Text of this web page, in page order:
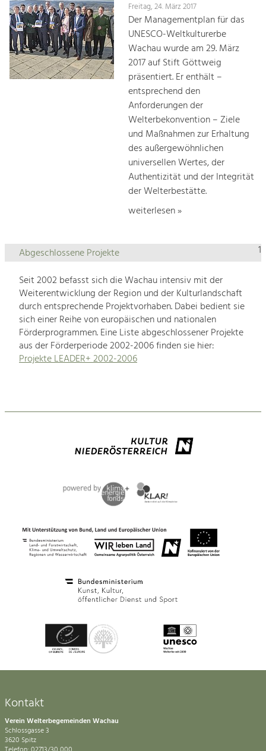
Freitag, 24. März 2017
Der Managementplan für das
UNESCO-Weltkulturerbe
Wachau wurde am 29. März
2017 auf Stift Göttweig
präsentiert. Er enthält –
entsprechend den
Anforderungen der
Welterbekonvention – Ziele
und Maßnahmen zur Erhaltung
des außergewöhnlichen
universellen Wertes, der
Authentizität und der Integrität
der Welterbestätte.
weiterlesen »
1
Abgeschlossene Projekte
Seit 2002 befasst sich die Wachau intensiv mit der
Weiterentwicklung der Region und der Kulturlandschaft
durch entsprechende Projektvorhaben. Dabei bedient sie
sich einer Reihe von europäischen und nationalen
Förderprogrammen. Eine Liste abgeschlossener Projekte
aus der Förderperiode 2002-2006 finden sie hier:
Projekte LEADER+ 2002-2006
Kontakt
Verein Welterbegemeinden Wachau
Schlossgasse 3
3620 Spitz